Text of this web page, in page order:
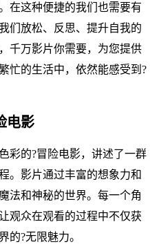
在这种便捷的我们也需要有
们放松、反思、提升自我的
千万影片你需要，为您提供
忙的生活中，依然能感受到?
电影
彩的?冒险电影，讲述了一群
。影片通过丰富的想象力和
法和神秘的世界。每一个角
观众在观看的过程中不仅获
的?无限魅力。